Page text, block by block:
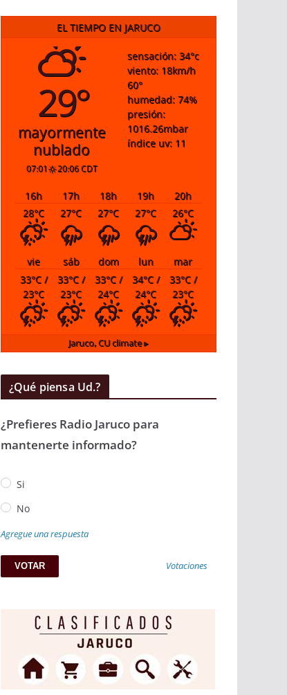
EL TIEMPO EN JARUCO
29°
mayormente
nublado
07:01 20:06 CDT
sensación: 34°c
viento: 18km/h
60°
humedad: 74%
presión:
1016.26mbar
índice uv: 11
16h 17h 18h 19h 20h
28°C 27°C 27°C 27°C 26°C
vie sáb dom lun
mar
33°C/
23°C
33°C/
23°C
33°C/
24°C
34°C/
24°C
33°C/
23°C
Jaruco, CUclimate ▸
¿Qué piensa Ud.?
¿Prefieres Radio Jaruco para
mantenerte informado?
Si
No
Agregue una respuesta
Votaciones